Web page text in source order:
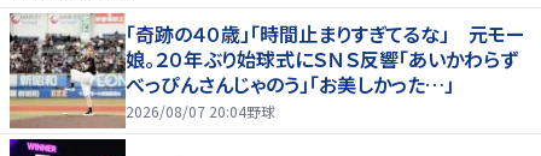
「奇跡の４０歳」「時間止まりすぎてるな」 元モー
娘。２０年ぶり始球式にＳＮＳ反響「あいかわらず
べっぴんさんじゃのう」「お美しかった…」
2026/08/07 20:04野球